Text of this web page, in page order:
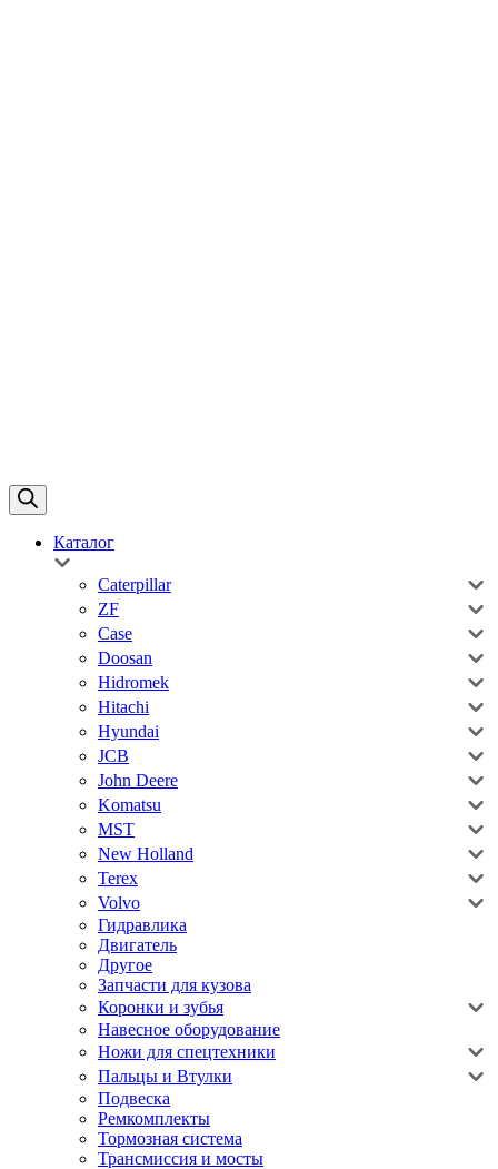
Каталог
Caterpillar
ZF
Case
Doosan
Hidromek
Hitachi
Hyundai
JCB
John Deere
Komatsu
MST
New Holland
Terex
Volvo
Гидравлика
Двигатель
Другое
Запчасти для кузова
Коронки и зубья
Навесное оборудование
Ножи для спецтехники
Пальцы и Втулки
Подвеска
Ремкомплекты
Тормозная система
Трансмиссия и мосты